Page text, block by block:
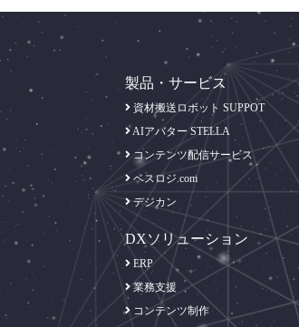
製品・サービス
資材搬送ロボット SUPPOT
AIアバター STELLA
コンテンツ配信サービス
ベスロジ.com
デジカン
DXソリューション
ERP
業務支援
コンテンツ制作